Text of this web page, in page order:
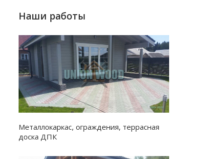
Наши работы
Металлокаркас, ограждения, террасная
доска ДПК